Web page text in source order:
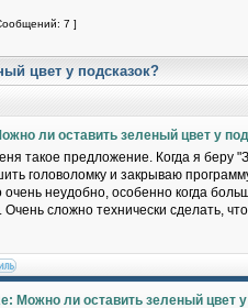
7 ]
цвет у подсказок?
ли оставить зеленый цвет у
такое предложение. Когда я беру
головоломку и закрываю
очень неудобно, особенно когда
Очень сложно технически сделать,
Можно ли оставить зеленый цвет